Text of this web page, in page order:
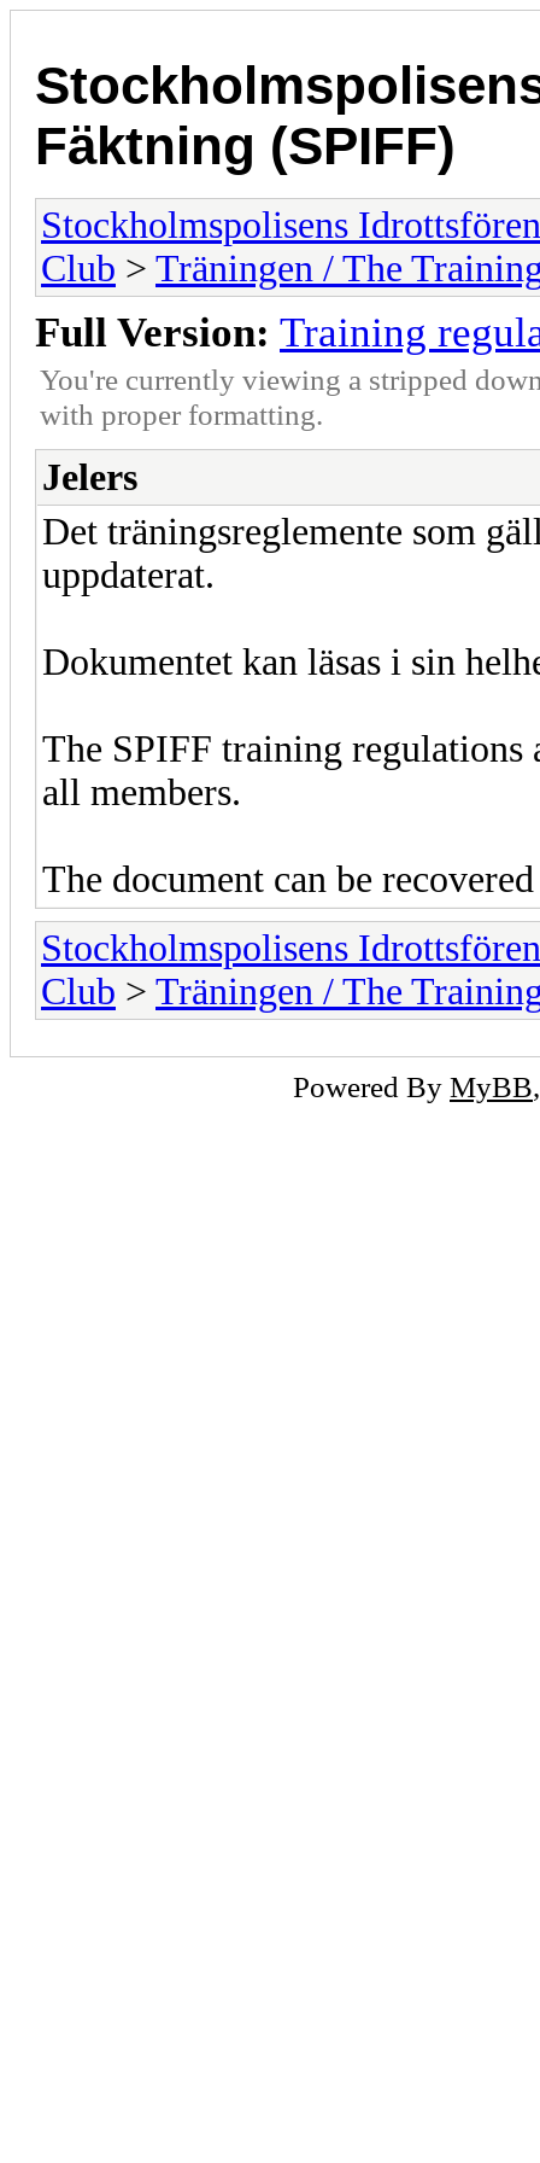
Fäktning (SPIFF)
Stockholmspolisens
Club > Träningen / The
Full Version: Training
You're currently viewing a stripped
with proper formatting.
Jelers
Det träningsreglemente som
uppdaterat.
Dokumentet kan läsas i sin
The SPIFF training regulations
all members.
The document can be
Stockholmspolisens
Club > Träningen / The
Powered By MyBB